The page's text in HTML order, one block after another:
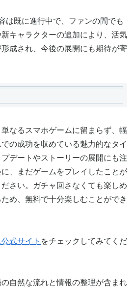
は既に進行中で、ファンの間でも
キャラクターの追加により、活気
成され、今後の展開にも期待が寄
単なるスマホゲームに留まらず、幅
の成功を収めている魅力的なタイ
デートやストーリーの展開にも注
、まだゲームをプレイしたことが
さい。ガチャ回さなくても楽しめ
め、無料で十分楽しむことができ
式サイト をチェックしてみてくだ
自然な流れと情報の整理が含まれ